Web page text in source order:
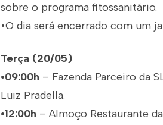
sobre o programa fitossanitário.
•O dia será encerrado com um
Terça (20/05)
•09:00h – Fazenda Parceiro da
Luiz Pradella.
•12:00h – Almoço Restaurante